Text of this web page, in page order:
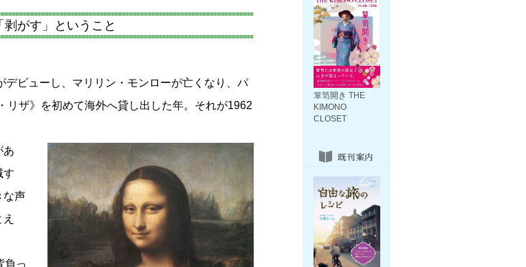
がす」ということ
ビューし、マリリン・モンローが亡くなり、パ
ザ》を初めて海外へ貸し出した年。それが1962
あ
す
な声
負っ
箪笥開き THE
KIMONO
CLOSET